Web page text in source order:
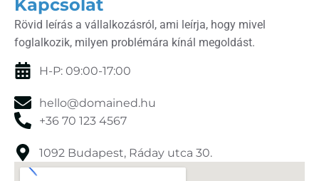
Kapcsolat
Rövid leírás a vállalkozásról, ami leírja, hogy mivel
foglalkozik, milyen problémára kínál megoldást.
H-P: 09:00-17:00
hello@domained.hu
+36 70 123 4567
1092 Budapest, Ráday utca 30.